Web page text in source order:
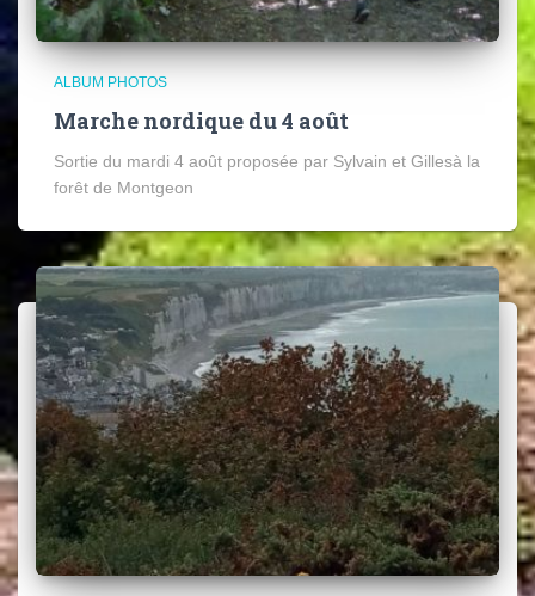
ALBUM PHOTOS
Marche nordique du 4 août
Sortie du mardi 4 août proposée par Sylvain et Gillesà la
forêt de Montgeon